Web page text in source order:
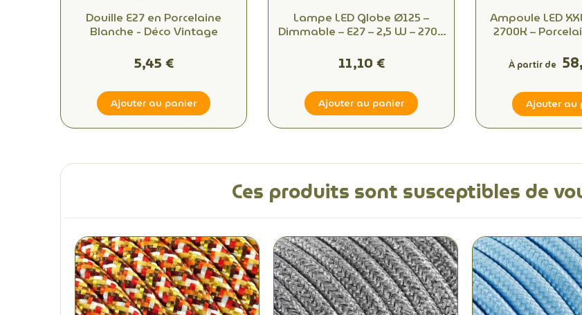
Douille E27 en Porcelaine
Blanche - Déco Vintage
5,45 €
Ajouter au panier
Lampe LED Globe Ø125 –
Dimmable – E27 – 2,5 W – 2700
11,10 €
Ajouter au panier
Ampoule LED
2700K –
À partir de
Ajouter au
Ces produits sont susceptibles de